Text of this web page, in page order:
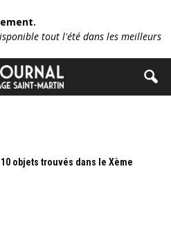
tout l'été dans les meilleurs
objets trouvés dans le Xème